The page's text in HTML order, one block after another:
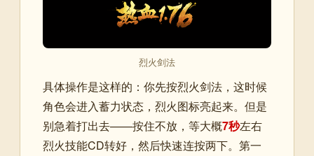
烈火剑法
具体操作是这样的：你先按烈火剑法，这时候
角色会进入蓄力状态，烈火图标亮起来。但是
别急着打出去——按住不放，等大概7秒左右
烈火技能CD转好，然后快速连按两下。第一